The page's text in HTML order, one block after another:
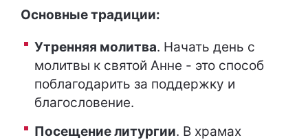
Основные традиции:
Утренняя молитва. Начать день с
молитвы к святой Анне - это способ
поблагодарить за поддержку и
благословение.
Посещение литургии. В храмах